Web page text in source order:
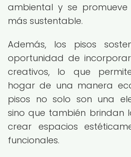
ambiental y se
más sustentable.
Además, los pisos
oportunidad de
creativos, lo que
hogar de una manera
pisos no solo son una
sino que también brindan
crear espacios
funcionales.